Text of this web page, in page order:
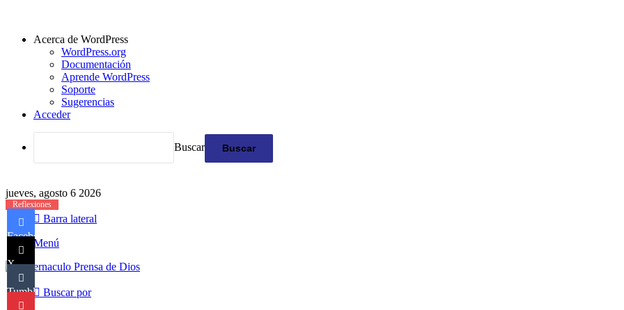
Acerca de WordPress
WordPress.org
Documentación
Aprende WordPress
Soporte
Sugerencias
Acceder
Buscar
jueves, agosto 6 2026
Reflexiones
Barra lateral
Menú
Buscar por
Facebook
X
Tumblr